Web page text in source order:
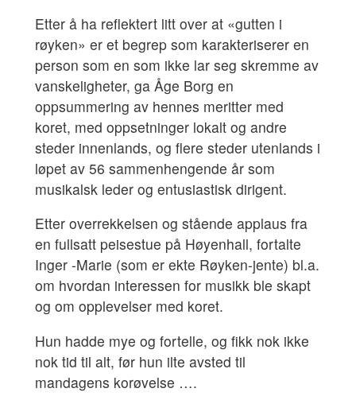
Etter å ha reflektert litt over at «gutten i
røyken» er et begrep som karakteriserer en
person som en som ikke lar seg skremme av
vanskeligheter, ga Åge Borg en
oppsummering av hennes meritter med
koret, med oppsetninger lokalt og andre
steder innenlands, og flere steder utenlands i
løpet av 56 sammenhengende år som
musikalsk leder og entusiastisk dirigent.
Etter overrekkelsen og stående applaus fra
en fullsatt peisestue på Høyenhall, fortalte
Inger -Marie (som er ekte Røyken-jente) bl.a.
om hvordan interessen for musikk ble skapt
og om opplevelser med koret.
Hun hadde mye og fortelle, og fikk nok ikke
nok tid til alt, før hun ilte avsted til
mandagens korøvelse ….